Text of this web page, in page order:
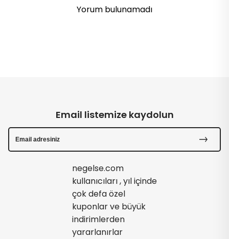
Yorum bulunamadı
Email listemize kaydolun
negelse.com
kullanıcıları , yıl içinde
çok defa özel
kuponlar ve büyük
indirimlerden
yararlanırlar